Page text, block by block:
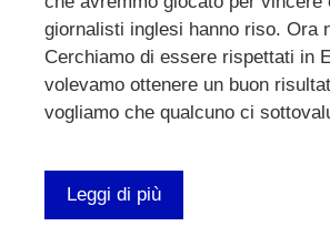
giornalisti inglesi hanno riso. Ora
Cerchiamo di essere rispettati in
volevamo ottenere un buon
vogliamo che qualcuno ci
Leggi di più